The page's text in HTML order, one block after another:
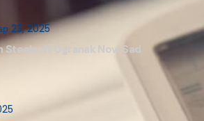
23, 2025
Steelsoft Ogranak Novi Sad